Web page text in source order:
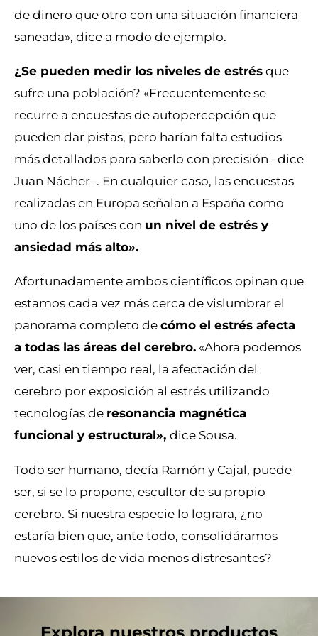
de dinero que otro con una situación financiera
saneada», dice a modo de ejemplo.
¿Se pueden medir los niveles de estrésque
sufre una población? «Frecuentemente se
recurre a encuestas de autopercepción que
pueden dar pistas, pero harían falta estudios
más detallados para saberlo con precisión –dice
Juan Nácher–. En cualquier caso, las encuestas
realizadas en Europa señalan a España como
uno de los países con un nivel de estrés y
ansiedad más alto».
Afortunadamente ambos científicos opinan que
estamos cada vez más cerca de vislumbrar el
panorama completo decómo el estrés afecta
a todas las áreas del cerebro. «Ahora podemos
ver, casi en tiempo real, la afectación del
cerebro por exposición al estrés utilizando
tecnologías de resonancia magnética
funcional y estructural», dice Sousa.
Todo ser humano, decía Ramón y Cajal, puede
ser, si se lo propone, escultor de su propio
cerebro. Si nuestra especie lo lograra, ¿no
estaría bien que, ante todo, consolidáramos
nuevos estilos de vida menos distresantes?